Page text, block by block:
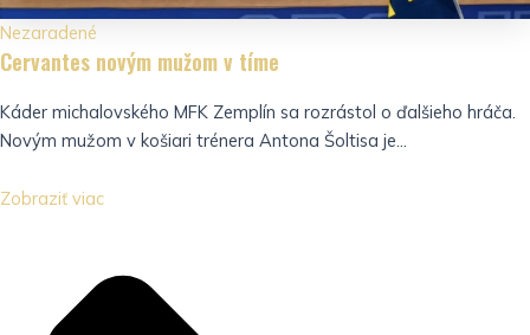
Nezaradené
Cervantes novým mužom v tíme
Káder michalovského MFK Zemplín sa rozrástol o ďalšieho hráča.
Novým mužom v košiari trénera Antona Šoltisa je...
Zobraziť viac